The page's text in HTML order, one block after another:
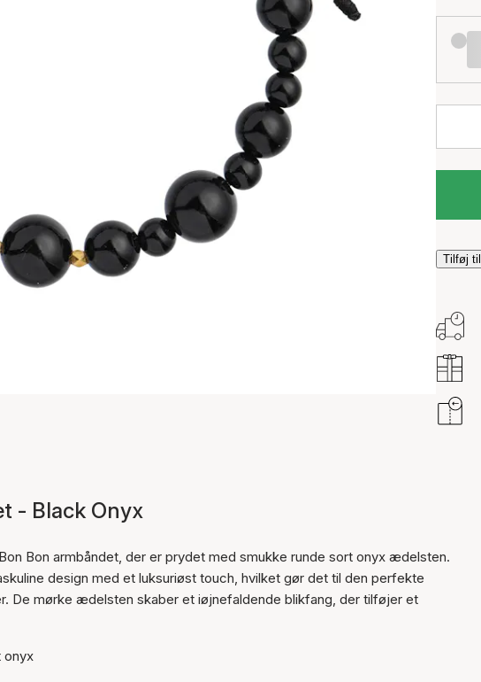
Tilføj
- Black Onyx
Bon armbåndet, der er prydet med smukke runde sort onyx ædelsten.
design med et luksuriøst touch, hvilket gør det til den perfekte
De mørke ædelsten skaber et iøjnefaldende blikfang, der tilføjer et
onyx